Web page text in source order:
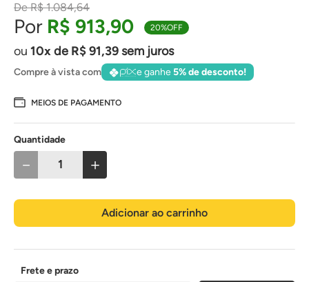
R$ 1.084,64
R$ 913,90 20%OFF
10 de R$91,39sem juros
Compre à vista com e ganhe5% de desconto!
MEIOS DE PAGAMENTO
Quantidade
＋
－
Adicionar ao carrinho